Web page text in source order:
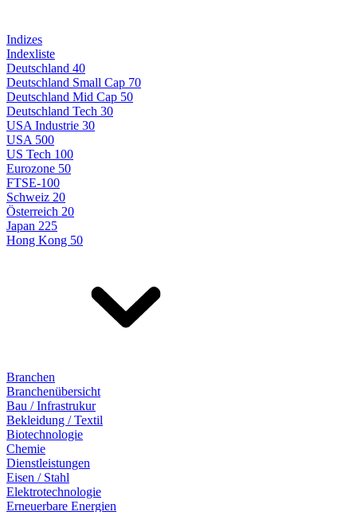
Indizes
Indexliste
Deutschland 40
Deutschland Small Cap 70
Deutschland Mid Cap 50
Deutschland Tech 30
USA Industrie 30
USA 500
US Tech 100
Eurozone 50
FTSE-100
Schweiz 20
Österreich 20
Japan 225
Hong Kong 50
Branchen
Branchenübersicht
Bau / Infrastrukur
Bekleidung / Textil
Biotechnologie
Chemie
Dienstleistungen
Eisen / Stahl
Elektrotechnologie
Erneuerbare Energien